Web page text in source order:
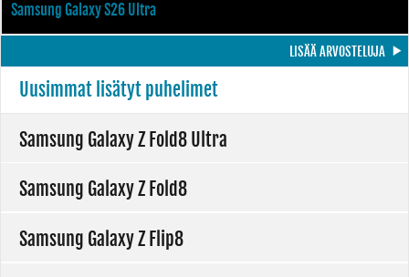
Samsung Galaxy S26 Ultra
LISÄÄ ARVOSTELUJA
Uusimmat lisätyt puhelimet
Samsung Galaxy Z Fold8 Ultra
Samsung Galaxy Z Fold8
Samsung Galaxy Z Flip8